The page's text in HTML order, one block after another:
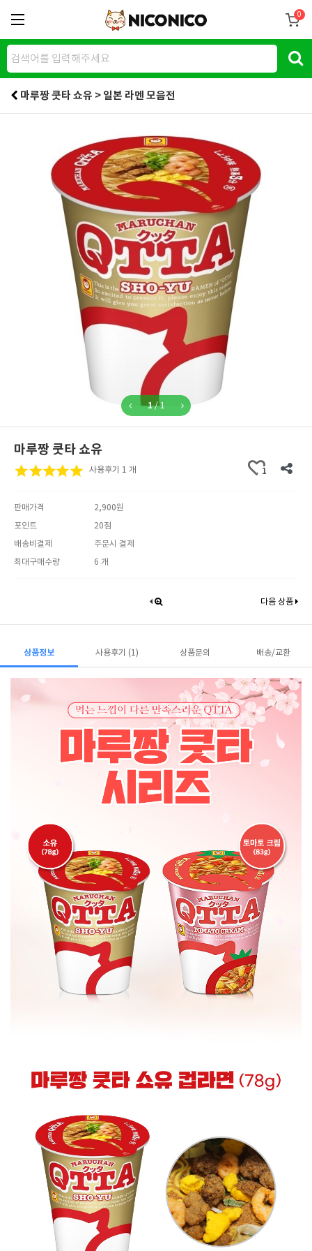
0
마루짱 쿳타 쇼유 > 일본 라멘 모음전
1/1
마루짱 쿳타 쇼유
사용후기 1 개 1
판매가격
2,900원
포인트
20점
배송비결제
주문시 결제
최대구매수량
6 개
다음 상품
상품정보 사용후기 (1) 상품문의 배송/교환